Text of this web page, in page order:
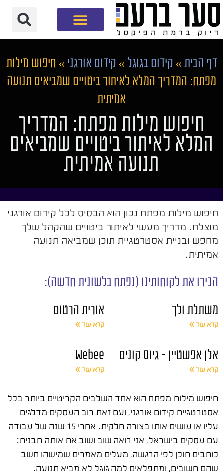
דף הבית » קידום בגוגל » קידום אורגני » חיפוש מילות
מפתח: המדריך המלא לאיתור ביטויים שמביאים תנועה
אמיתית
חיפוש מילות מפתח: המדריך
המלא לאיתור ביטויים שמביאים
תנועה אמיתית
חיפוש מילות מפתח נכון הוא הבסיס לכל קידום אורגני
מוצלח. מדריך מעשי לאיתור ביטויים שהקהל שלך
מחפש ובניית אסטרטגיית תוכן שמביאה תנועה
אמיתית.
הכירו את לקוחותינו (נפתח בלשונית חדשה):
משתלת ולך
קרא עוד »
אורית הרטום
קרא עוד »
אלן אפשטיין – גיוס קונים
קרא עוד »
Webee
קרא עוד »
חיפוש מילות מפתח הוא אחד השלבים הקריטיים ביותר בכל
אסטרטגיית קידום אורגני, ועם זאת רוב העסקים מדלגים
עליו או עושים אותו בצורה חלקית. אחרי 15 שנה של עבודה
עם עסקים בישראל, אני רואה שוב ושוב את אותה תבנית:
כותבים תוכן לפי הרגשה, מעלים מאמרים שמישהו חשב
שהם חשובים, ומתפלאים למה גוגל לא מביא תנועה.